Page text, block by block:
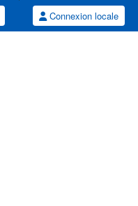
Connexion locale